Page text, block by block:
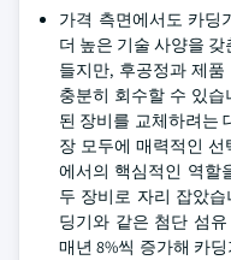
가격 측면에서도 카딩
더 높은 기술 사양을
들지만, 후공정과 제
충분히 회수할 수 있
된 장비를 교체하려는
장 모두에 매력적인
에서의 핵심적인 역할
두 장비로 자리 잡았습
딩기와 같은 첨단 섬
매년 8%씩 증가해 카